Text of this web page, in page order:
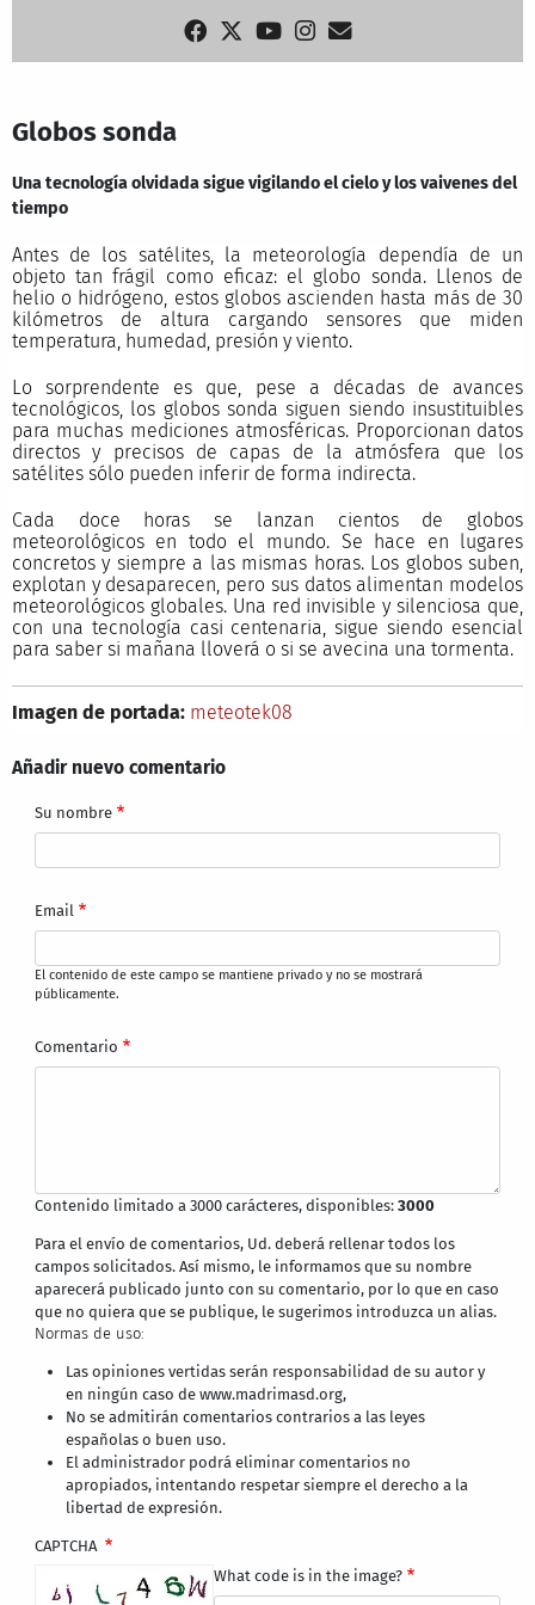
Globos sonda
Una tecnología olvidada sigue vigilando el cielo y los vaivenes del
tiempo
Antes de los satélites, la meteorología dependía de un
objeto tan frágil como eficaz: el globo sonda. Llenos de
helio o hidrógeno, estos globos ascienden hasta más de 30
kilómetros de altura cargando sensores que miden
temperatura, humedad, presión y viento.
Lo sorprendente es que, pese a décadas de avances
tecnológicos, los globos sonda siguen siendo insustituibles
para muchas mediciones atmosféricas. Proporcionan datos
directos y precisos de capas de la atmósfera que los
satélites sólo pueden inferir de forma indirecta.
Cada doce horas se lanzan cientos de globos
meteorológicos en todo el mundo. Se hace en lugares
concretos y siempre a las mismas horas. Los globos suben,
explotan y desaparecen, pero sus datos alimentan modelos
meteorológicos globales. Una red invisible y silenciosa que,
con una tecnología casi centenaria, sigue siendo esencial
para saber si mañana lloverá o si se avecina una tormenta.
Imagen de portada: meteotek08
Añadir nuevo comentario
Su nombre
Email
El contenido de este campo se mantiene privado y no se mostrará
públicamente.
Comentario
Contenido limitado a 3000 carácteres, disponibles:3000
Para el envío de comentarios, Ud. deberá rellenar todos los
campos solicitados. Así mismo, le informamos que su nombre
aparecerá publicado junto con su comentario, por lo que en caso
que no quiera que se publique, le sugerimos introduzca un alias.
Normas de uso:
Las opiniones vertidas serán responsabilidad de su autor y
en ningún caso de www.madrimasd.org,
No se admitirán comentarios contrarios a las leyes
españolas o buen uso.
El administrador podrá eliminar comentarios no
apropiados, intentando respetar siempre el derecho a la
libertad de expresión.
CAPTCHA
What code is in the image?